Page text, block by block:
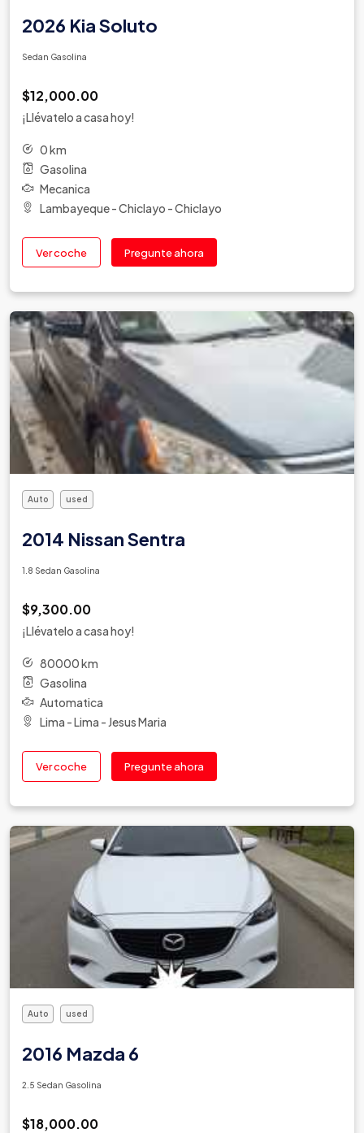
2026 Kia Soluto
Sedan Gasolina
$12,000.00
¡Llévatelo a casa hoy!
0 km
Gasolina
Mecanica
Lambayeque - Chiclayo - Chiclayo
Ver coche Pregunte ahora
Auto used
2014 Nissan Sentra
1.8 Sedan Gasolina
$9,300.00
¡Llévatelo a casa hoy!
80000 km
Gasolina
Automatica
Lima - Lima - Jesus Maria
Ver coche Pregunte ahora
Auto used
2016 Mazda 6
2.5 Sedan Gasolina
$18,000.00